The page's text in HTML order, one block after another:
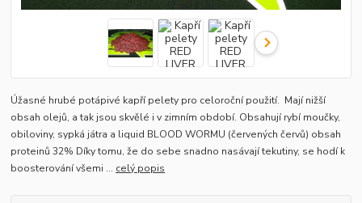
Úžasné hrubé potápivé kapří pelety pro celoroční použití. Mají nižší
obsah olejů, a tak jsou skvělé i v zimním období. Obsahují rybí moučky,
obiloviny, sypká játra a liquid BLOOD WORMU (červených červů) obsah
proteinů 32% Díky tomu, že do sebe snadno nasávají tekutiny, se hodí k
boosterování všemi ... celý popis